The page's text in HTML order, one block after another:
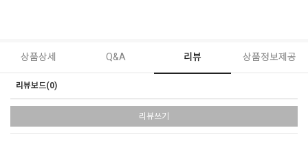
상품상세 Q&A 리뷰 상품정보제공
리뷰보드(0)
리뷰쓰기